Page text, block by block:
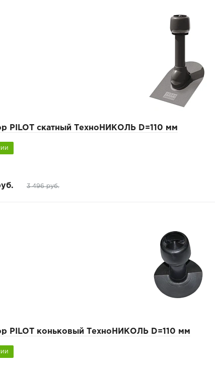
PILOT скатный ТехноНИКОЛЬ D=110 мм
3 496 руб.
PILOT коньковый ТехноНИКОЛЬ D=110 мм